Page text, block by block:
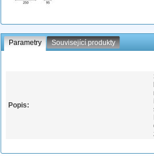
Parametry Související produkty
Popis: